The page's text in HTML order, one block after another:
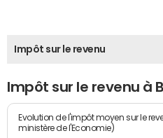
Impôt sur le revenu
Impôt sur le revenu à
Evolution de l'impôt moyen sur le
ministère de l'Economie)